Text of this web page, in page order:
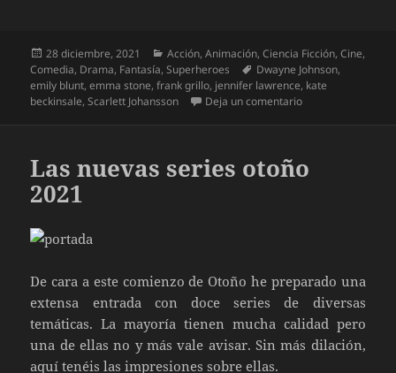
Publicado
el
28 diciembre, 2021 Categorías
Acción,Animación,Ciencia Ficción,Cine,
Comedia, Drama, Fantasía,Superheroes Etiquetas
Dwayne Johnson,
emily blunt,emma stone,frank grillo, jennifer lawrence, kate
beckinsale,Scarlett Johansson Deja un comentarioen Cine en
Las nuevas series otoño
2021
De cara a este comienzo de Otoño he preparado una
extensa entrada con doce series de diversas
temáticas. La mayoría tienen mucha calidad pero
una de ellas no y más vale avisar. Sin más dilación,
aquí tenéis las impresiones sobre ellas.